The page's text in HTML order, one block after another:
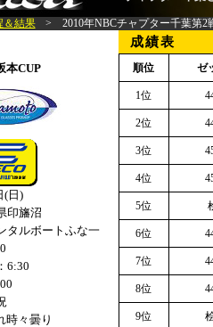
＆結果 > 2010年NBCチャプター千葉第2
本CUP
(日)
印旛沼
タルボートふな一
6:30
時々曇り
成績表
順位 ゼ
1位
2位
3位
4位
5位
6位
7位
8位
9位